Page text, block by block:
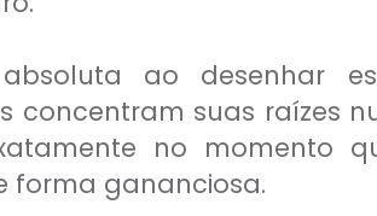
ao desenhar
concentram suas raízes
no momento
forma gananciosa.